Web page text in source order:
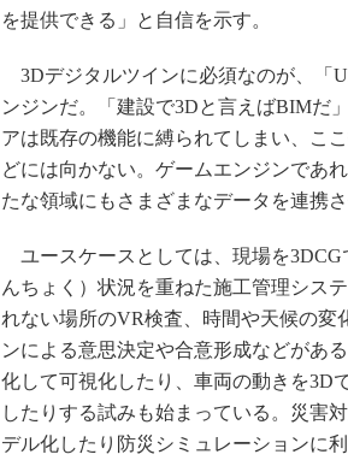
を提供できる」と自信を示す。
3Dデジタルツインに必須なのが、「
ンジンだ。「建設で3Dと言えばBIMだ
アは既存の機能に縛られてしまい、こ
どには向かない。ゲームエンジンであ
たな領域にもさまざまなデータを連携
ユースケースとしては、現場を
んちょく）状況を重ねた施工管理シス
れない場所のVR検査、時間や天候の変
ンによる意思決定や合意形成などがあ
化して可視化したり、車両の動きを3D
したりする試みも始まっている。災害
デル化したり防災シミュレーションに